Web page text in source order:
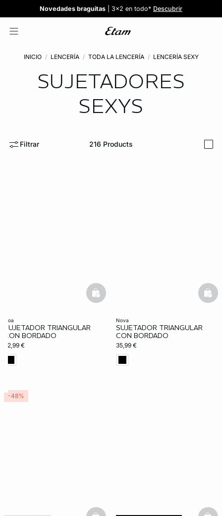
REBAJAS¡Ahora 3x2 en TODO*!Comprar
Confort invisible: Sujetadores desde 19,99€Descubrir
¡Nuevos modelos!: 5 braguitas por 35€Ver todas
Novedades braguitas | 3x2 en todo* Descubrir
INICIO LENCERÍA TODA LA LENCERÍA LENCERÍA SEXY
SUJETADORES
SEXYS
Filtrar 216 Products
eloa
SUJETADOR TRIANGULAR
CON BORDADO
32,99 €
basketfull
nova
SUJETADOR TRIANGULAR
CON BORDADO
35,99 €
-48%